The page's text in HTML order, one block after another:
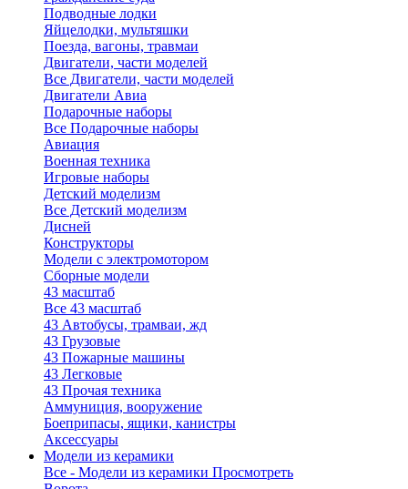
Подводные лодки
Яйцелодки, мультяшки
Поезда, вагоны, травмаи
Двигатели, части моделей
Все Двигатели, части моделей
Двигатели Авиа
Подарочные наборы
Все Подарочные наборы
Авиация
Военная техника
Игровые наборы
Детский моделизм
Все Детский моделизм
Дисней
Конструкторы
Модели с электромотором
Сборные модели
43 масштаб
Все 43 масштаб
43 Автобусы, трамваи, жд
43 Грузовые
43 Пожарные машины
43 Легковые
43 Прочая техника
Аммуниция, вооружение
Боеприпасы, ящики, канистры
Аксессуары
Модели из керамики
Все - Модели из керамики Просмотреть